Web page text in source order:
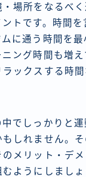
場所をなるべ
トです。時間
に通う時間を
ング時間も増え
ックスする時間
でしっかりと
しれません。
のメリット・デ
ようにしましょ